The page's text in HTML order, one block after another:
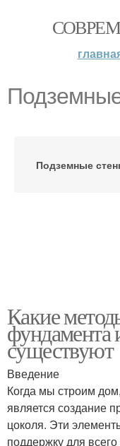
Подземные
Какие
фундамента
существуют
Введение
Когда мы строим
является создание
цоколя. Эти
поддержку для